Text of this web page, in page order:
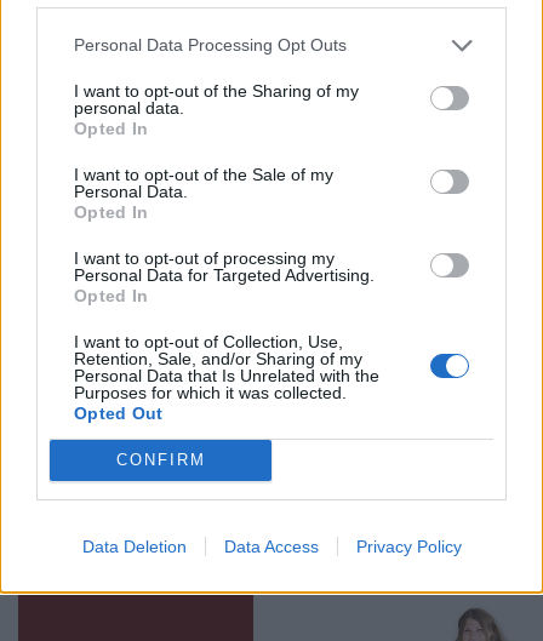
Personal Data Processing Opt Outs
I want to opt-out of the Sharing of my
personal data.
Opted In
I want to opt-out of the Sale of my
Personal Data.
Opted In
I want to opt-out of processing my
Personal Data for Targeted Advertising.
Opted In
I want to opt-out of Collection, Use,
Retention, Sale, and/or Sharing of my
Personal Data that Is Unrelated with the
Purposes for which it was collected.
Opted Out
CONFIRM
Data Deletion Data Access Privacy Policy
lägga förväntningarna åt
sidan när världseliten
samlas i irländska Limerick
kartläggning från
försäkringsbolag
REPORTAGE 2026-08-06 KL.
Emma Tryti öppnar
upp ateljén för
keramikkurser
Konstnären i Åsta satsar på
SPORT
Hockeysajt
berömmer årets
Experterna på KMHockey rankar